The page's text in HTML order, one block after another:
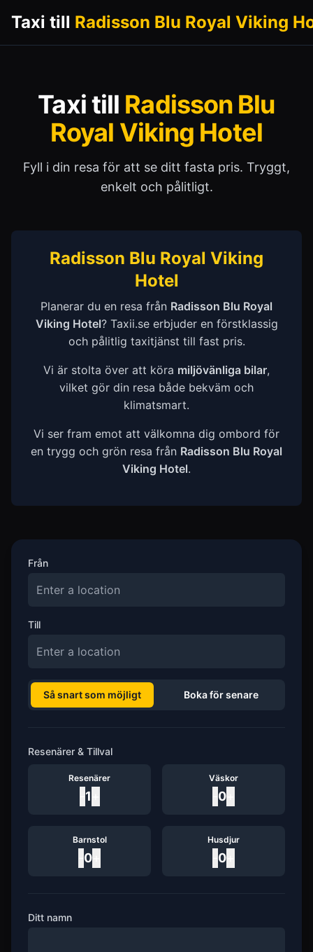
Taxi till Radisson Blu Royal Viking
Taxi till Radisson Blu
Royal Viking Hotel
Fyll i din resa för att se ditt fasta pris. Tryggt,
enkelt och pålitligt.
Radisson Blu Royal Viking
Hotel
Planerar du en resa från Radisson Blu Royal
Viking Hotel? Taxii.se erbjuder en förstklassig
och pålitlig taxitjänst till fast pris.
Vi är stolta över att köra miljövänliga bilar,
vilket gör din resa både bekväm och
klimatsmart.
Vi ser fram emot att välkomna dig ombord för
en trygg och grön resa från Radisson Blu Royal
Viking Hotel.
Från
Till
Så snart som möjligt Boka för senare
Resenärer & Tillval
Resenärer
1
Väskor
0
Barnstol
0
Husdjur
0
Ditt namn